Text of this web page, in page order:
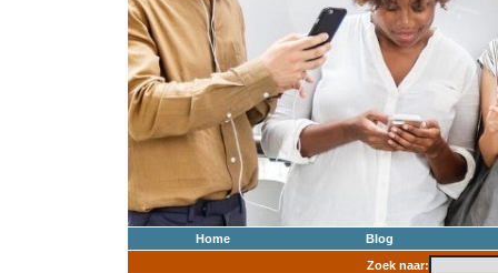
Home
Blog
Zoek naar: